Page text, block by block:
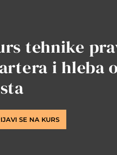
tehnike
i hleba
SE NA KURS